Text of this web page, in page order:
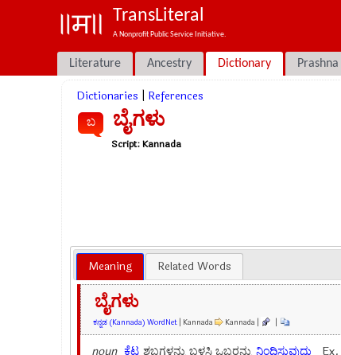
TransLiteral
A Nonprofit Public Service Initiative.
Literature Ancestry Dictionary Prashna
Dictionaries References
ಬ ಬೈಗಳು
Script:Kannada
Meaning Related Words
ಬೈಗಳು
ಕನ್ನಡ (Kannada) WordNet| Kannada Kannada | |
noun ಕೆಟ್ಟಶಬ್ದಗಳನ್ನು ಬಳಸಿ ಒಬ್ಬರನ್ನುನಿಂದಿಸುವುದು Ex.